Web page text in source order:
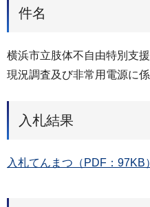
件名
横浜市立肢体不自由特別支
現況調査及び非常用電源に
入札結果
入札てんまつ（PDF：97KB）